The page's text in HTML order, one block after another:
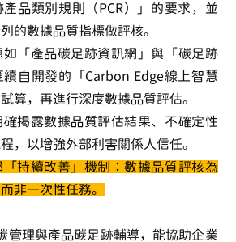
品類別規則（PCR）」的要求，並
的數據品質指標做評核。
「產品碳足跡資訊網」與「碳足跡
續自開發的「Carbon Edge線上智慧
算，再進行深度數據品質評估。
確揭露數據品質評估結果、不確定性
，以增強外部利害關係人信任。
持續改善」機制：數據品質評核為
非一次性任務。
管理與產品碳足跡輔導，能協助企業